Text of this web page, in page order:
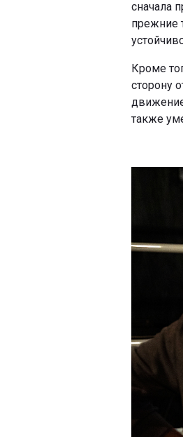
сначала
прежние
Кроме
сторону
также